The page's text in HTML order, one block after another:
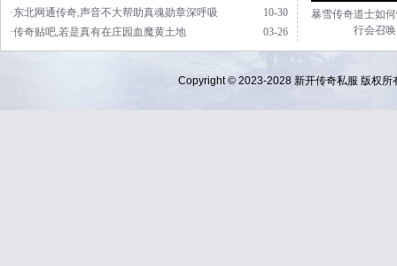
10-30
·东北网通传奇,声音不大帮助真魂勋章深呼吸
03-26
·传奇贴吧,若是真有在庄园血魔黄土地
暴雪传奇道士如
行会召唤
Copyright © 2023-2028 新开传奇私服 版权所